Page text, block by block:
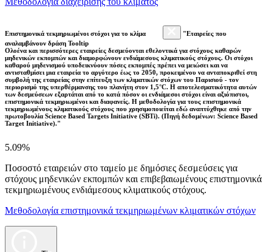
Επιστημονικά τεκμηριωμένοι στόχοι για το κλίμα
"Εταιρείες που
αναλαμβάνουν δράση Tooltip
Ολοένα και περισσότερες εταιρείες δεσμεύονται εθελοντικά για στόχους καθαρών
μηδενικών εκπομπών και διαμορφώνουν ενδιάμεσους κλιματικούς στόχους. Οι στόχοι
καθαρού μηδενισμού υποδεικνύουν πόσες εκπομπές πρέπει να μειώσει και να
αντισταθμίσει μια εταιρεία το αργότερο έως το 2050, προκειμένου να ανταποκριθεί στη
συμβολή της εταιρείας στην επίτευξη των κλιματικών στόχων του Παρισιού - τον
περιορισμό της υπερθέρμανσης του πλανήτη στον 1,5°C. Η αποτελεσματικότητα αυτών
των δεσμεύσεων εξαρτάται από το κατά πόσον οι ενδιάμεσοι στόχοι είναι αξιόπιστοι,
επιστημονικά τεκμηριωμένοι και διαφανείς. Η μεθοδολογία για τους επιστημονικά
τεκμηριωμένους κλιματικούς στόχους που χρησιμοποιείται εδώ αναπτύχθηκε από την
πρωτοβουλία Science Based Targets Initiative (SBTi). (Πηγή δεδομένων: Science Based
Target Initiative)."
5.09%
Ποσοστό εταιρειών στο ταμείο με δημόσιες δεσμεύσεις για
στόχους μηδενικών εκπομπών και επιβεβαιωμένους επιστημονικά
τεκμηριωμένους ενδιάμεσους κλιματικούς στόχους.
Μεθοδολογία επιστημονικά τεκμηριωμένων κλιματικών στόχων